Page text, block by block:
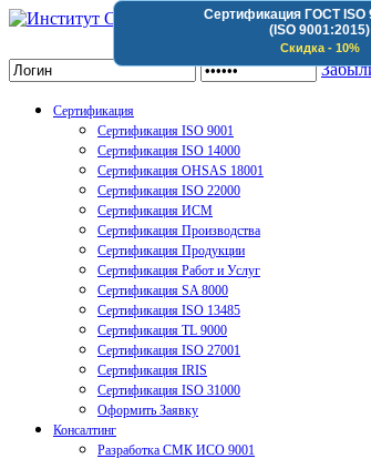
Сертификация ГОСТ ISO
(ISO 9001:2015)
Скидка - 10%
Институт Сертификации
Сертификация
Сертификация ISO 9001
Сертификация ISO 14000
Сертификация OHSAS 18001
Сертификация ISO 22000
Сертификация ИСМ
Сертификация Производства
Сертификация Продукции
Сертификация Работ и Услуг
Сертификация SA 8000
Сертификация ISO 13485
Сертификация TL 9000
Сертификация ISO 27001
Сертификация IRIS
Сертификация ISO 31000
Оформить Заявку
Консалтинг
Разработка СМК ИСО 9001